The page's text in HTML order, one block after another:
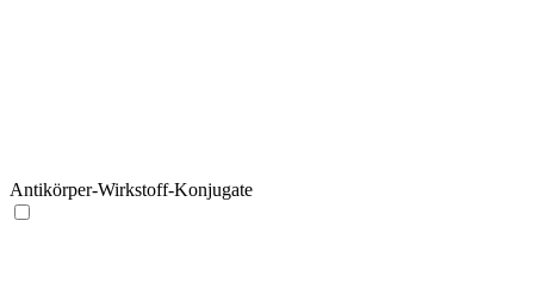
Antikörper-Wirkstoff-Konjugate